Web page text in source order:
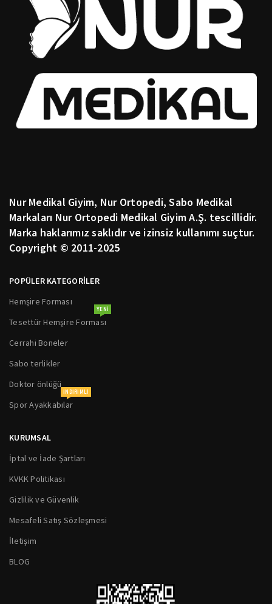
Nur Medikal Giyim, Nur Ortopedi, Sabo Medikal
Markaları Nur Ortopedi Medikal Giyim A.Ş. tescillidir.
Marka haklarımız saklıdır ve izinsiz kullanımı suçtur.
Copyright © 2011-2025
POPÜLER KATEGORİLER
Hemşire Forması
Tesettür Hemşire Forması
YENI
Cerrahi Boneler
Sabo terlikler
Doktor önlüğü
Spor Ayakkabılar
INDIRIMLI
KURUMSAL
İptal ve İade Şartları
KVKK Politikası
Gizlilik ve Güvenlik
Mesafeli Satış Sözleşmesi
İletişim
BLOG